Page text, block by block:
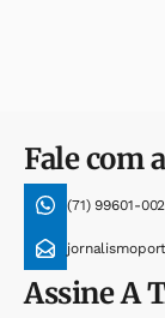
Fale com
(71) 99601-
AssineA